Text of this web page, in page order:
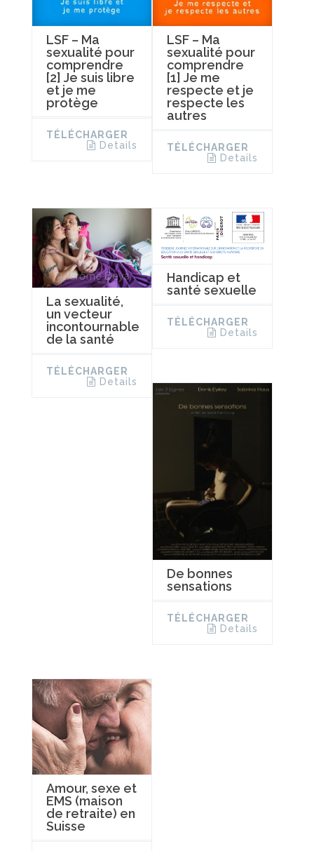
LSF – Ma
sexualité pour
comprendre
[2] Je suis libre
et je me
protège
TÉLÉCHARGER
Details
LSF – Ma
sexualité pour
comprendre
[1] Je me
respecte et je
respecte les
autres
TÉLÉCHARGER
Details
La sexualité,
un vecteur
incontournable
de la santé
TÉLÉCHARGER
Details
Handicap et
santé sexuelle
TÉLÉCHARGER
Details
De bonnes
sensations
TÉLÉCHARGER
Details
Amour, sexe et
EMS (maison
de retraite) en
Suisse